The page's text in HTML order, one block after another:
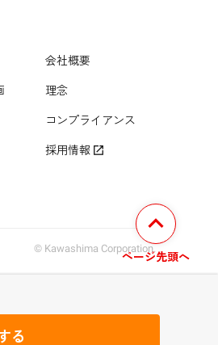
る
会社概要
理念
コンプライアンス
採用情報
© Kawashima Corporation.